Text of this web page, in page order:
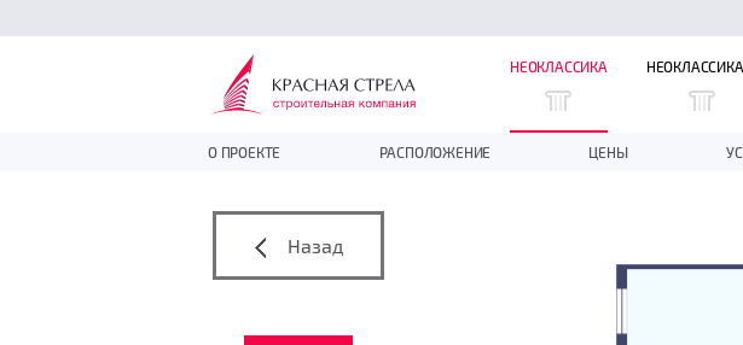
НЕОКЛАССИКА
О ПРОЕКТЕ РАСПОЛОЖЕНИЕ ЦЕНЫ
Назад